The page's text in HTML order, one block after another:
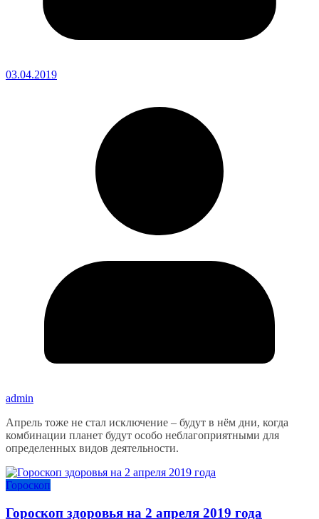
03.04.2019
admin
Апрель тоже не стал исключение – будут в нём дни, когда
комбинации планет будут особо неблагоприятными для
определенных видов деятельности.
Гороскоп
Гороскоп здоровья на 2 апреля 2019 года